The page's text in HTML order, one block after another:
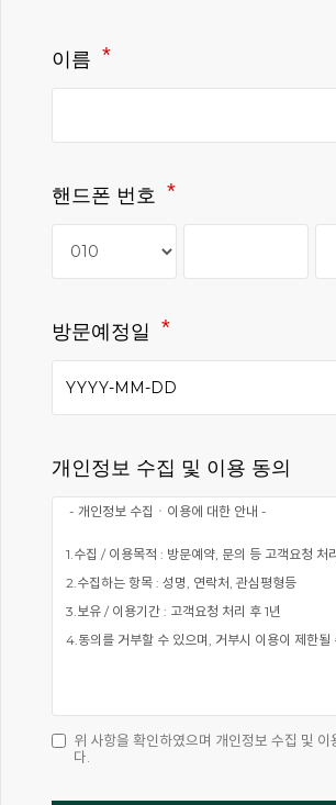
이름
핸드폰 번호
방문예정일
개인정보 수집 및 이용 동의
위 사항을 확인하였으며 개인정보 수집 및 이
다.